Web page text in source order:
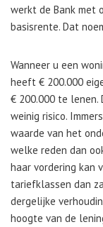
werkt de Bank met
basisrente. Dat
Wanneer u een
heeft € 200.000
€ 200.000 te
weinig risico.
waarde van het
welke reden dan
haar vordering kan
tariefklassen dan
dergelijke
hoogte van de